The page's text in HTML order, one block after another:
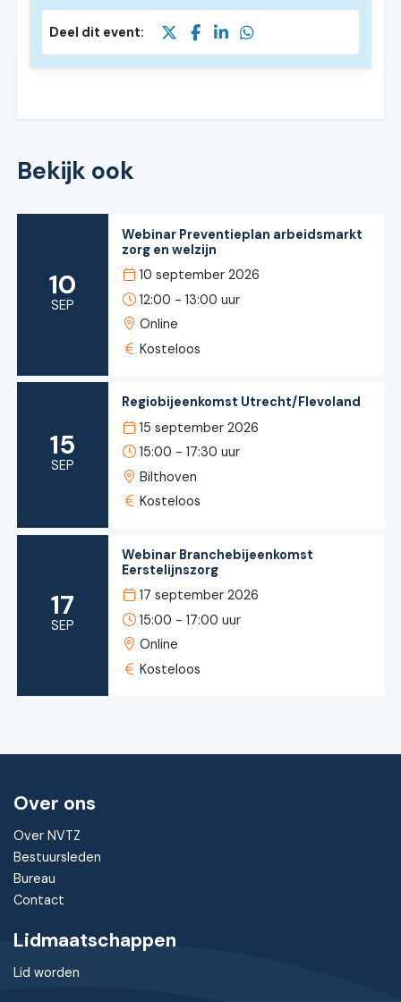
Deel dit event:
Bekijk ook
10
SEP
Webinar Preventieplan arbeidsmarkt
zorg en welzijn
10 september 2026
12:00 - 13:00 uur
Online
Kosteloos
15
SEP
Regiobijeenkomst Utrecht/Flevoland
15 september 2026
15:00 - 17:30 uur
Bilthoven
Kosteloos
17
SEP
Webinar Branchebijeenkomst
Eerstelijnszorg
17 september 2026
15:00 - 17:00 uur
Online
Kosteloos
Over ons
Over NVTZ
Bestuursleden
Bureau
Contact
Lidmaatschappen
Lid worden